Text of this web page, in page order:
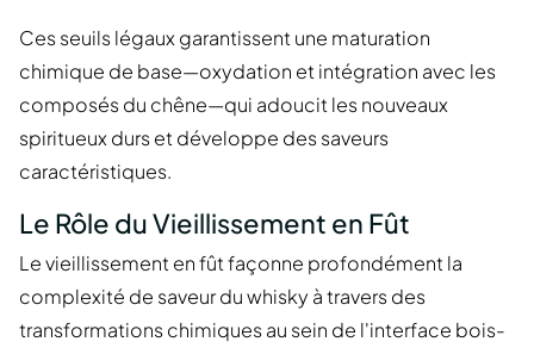
Ces seuils légaux garantissent une maturation
chimique de base—oxydation et intégration avec les
composés du chêne—qui adoucit les nouveaux
spiritueux durs et développe des saveurs
caractéristiques.
Le Rôle du Vieillissement en Fût
Le vieillissement en fût façonne profondément la
complexité de saveur du whisky à travers des
transformations chimiques au sein de l'interface bois-